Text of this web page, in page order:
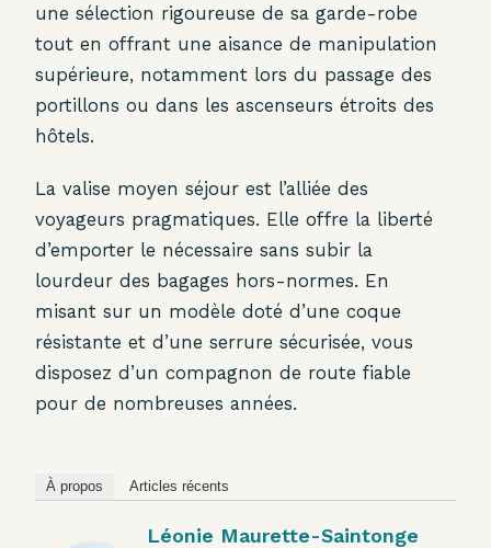
une sélection rigoureuse de sa garde-robe
tout en offrant une aisance de manipulation
supérieure, notamment lors du passage des
portillons ou dans les ascenseurs étroits des
hôtels.
La valise moyen séjour est l’alliée des
voyageurs pragmatiques. Elle offre la liberté
d’emporter le nécessaire sans subir la
lourdeur des bagages hors-normes. En
misant sur un modèle doté d’une coque
résistante et d’une serrure sécurisée, vous
disposez d’un compagnon de route fiable
pour de nombreuses années.
À propos Articles récents
Léonie Maurette-Saintonge